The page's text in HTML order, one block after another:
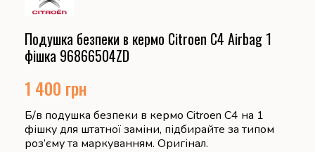
Подушка безпеки в кермо Citroen C4 Airbag 1
фішка 96866504ZD
1 400 грн
Б/в подушка безпеки в кермо Citroen C4 на 1
фішку для штатної заміни, підбирайте за типом
роз’єму та маркуванням. Оригінал.